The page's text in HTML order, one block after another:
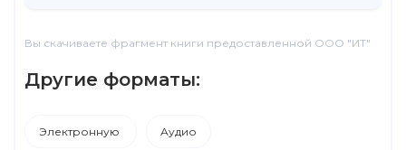
Вы скачиваете фрагмент книги предоставленной ООО "ИТ"
Другие форматы:
Электронную Аудио